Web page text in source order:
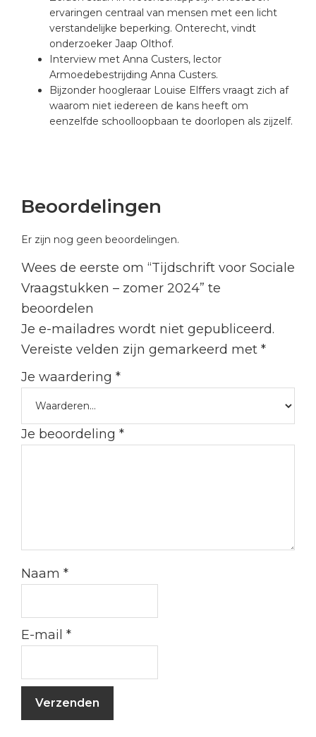
ervaringen centraal van mensen met een licht
verstandelijke beperking. Onterecht, vindt
onderzoeker Jaap Olthof.
Interview met Anna Custers, lector
Armoedebestrijding Anna Custers.
Bijzonder hoogleraar Louise Elffers vraagt zich af
waarom niet iedereen de kans heeft om
eenzelfde schoolloopbaan te doorlopen als zijzelf.
Beoordelingen
Er zijn nog geen beoordelingen.
Wees de eerste om “Tijdschrift voor Sociale
Vraagstukken – zomer 2024” te
beoordelen
Je e-mailadres wordt niet gepubliceerd.
Vereiste velden zijn gemarkeerd met *
Je waardering *
Je beoordeling *
Naam *
E-mail *